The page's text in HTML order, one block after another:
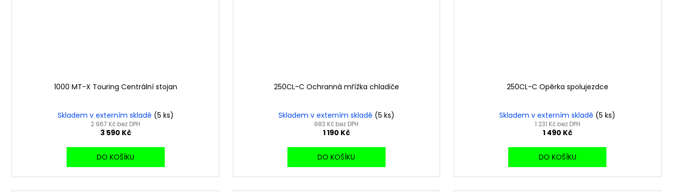
1000 MT-X Touring Centrální stojan
Skladem v externím skladě (5 ks)
2 967 Kč bez DPH
3 590 Kč
DO KOŠÍKU
250CL-C Ochranná mřížka chladiče
Skladem v externím skladě (5 ks)
983 Kč bez DPH
1 190 Kč
DO KOŠÍKU
250CL-C Opěrka spolujezdce
Skladem v externím skladě (5 ks)
1 231 Kč bez DPH
1 490 Kč
DO KOŠÍKU